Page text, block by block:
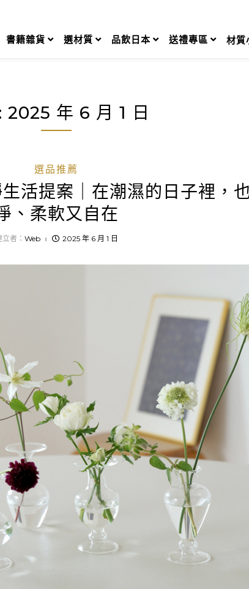
書籍雜貨 選材質 品飲日本 送禮專區 材質
2025 年 6 月 1 日
選品推薦
生活提案｜在潮濕的日子裡，
、柔軟又自在
立者： Web 2025 年 6 月 1 日